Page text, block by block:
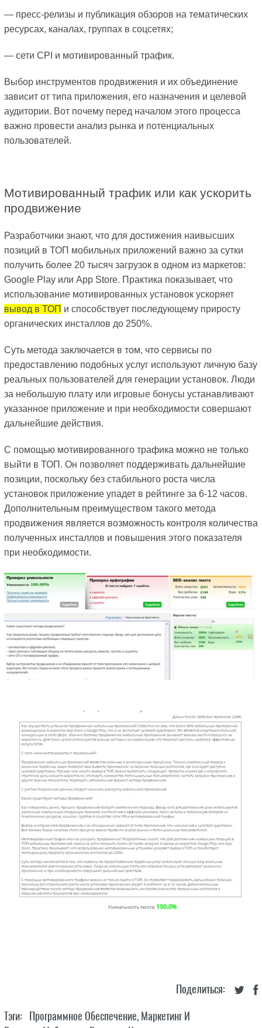
— пресс-релизы и публикация обзоров на тематических
ресурсах, каналах, группах в соцсетях;
— сети CPI и мотивированный трафик.
Выбор инструментов продвижения и их объединение
зависит от типа приложения, его назначения и целевой
аудитории. Вот почему перед началом этого процесса
важно провести анализ рынка и потенциальных
пользователей.
Мотивированный трафик или как ускорить
продвижение
Разработчики знают, что для достижения наивысших
позиций в ТОП мобильных приложений важно за сутки
получить более 20 тысяч загрузок в одном из маркетов:
Google Play или App Store. Практика показывает, что
использование мотивированных установок ускоряет
вывод в ТОП и способствует последующему приросту
органических инсталлов до 250%.
Суть метода заключается в том, что сервисы по
предоставлению подобных услуг используют личную базу
реальных пользователей для генерации установок. Люди
за небольшую плату или игровые бонусы устанавливают
указанное приложение и при необходимости совершают
дальнейшие действия.
С помощью мотивированного трафика можно не только
выйти в ТОП. Он позволяет поддерживать дальнейшие
позиции, поскольку без стабильного роста числа
установок приложение упадет в рейтинге за 6-12 часов.
Дополнительным преимуществом такого метода
продвижения является возможность контроля количества
полученных инсталлов и повышения этого показателя
при необходимости.
Поделиться:
Тэги: Программное Обеспечение, Маркетинг И